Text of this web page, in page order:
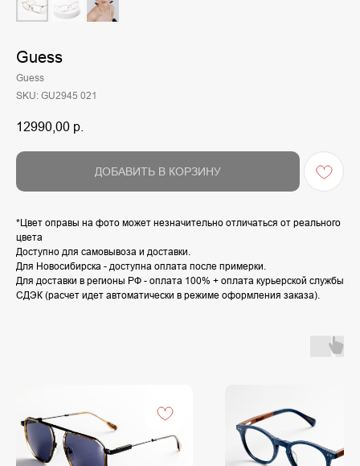
Guess
Guess
SKU: GU2945 021
12990,00 р.
ДОБАВИТЬ В КОРЗИНУ
*Цвет оправы на фото может незначительно отличаться от реального
цвета
Доступно для самовывоза и доставки.
Для Новосибирска - доступна оплата после примерки.
Для доставки в регионы РФ - оплата 100% + оплата курьерской службы
СДЭК (расчет идет автоматически в режиме оформления заказа).